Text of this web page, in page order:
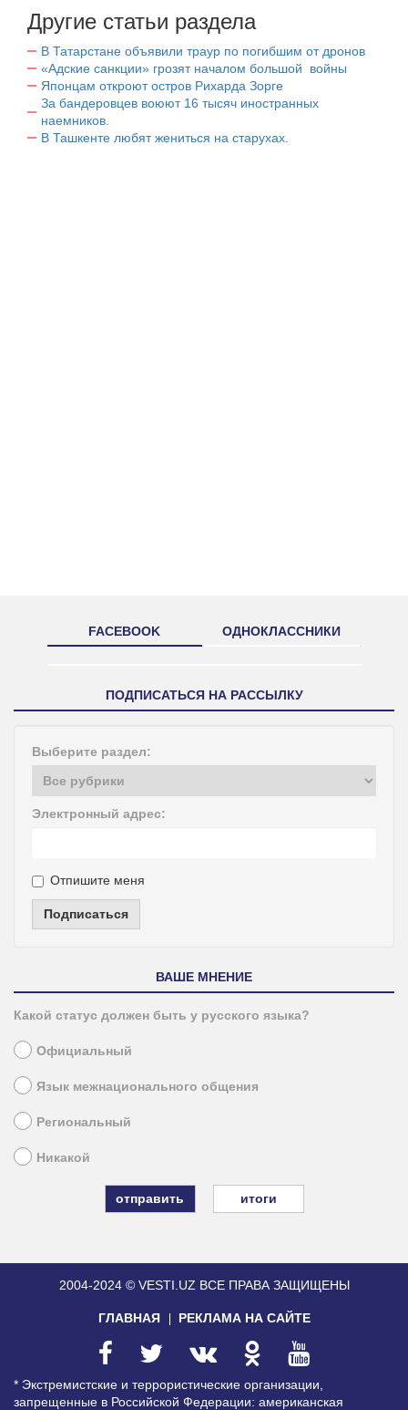
Другие статьи раздела
В Татарстане объявили траур по погибшим от дронов
«Адские санкции» грозят началом большой войны
Японцам откроют остров Рихарда Зорге
За бандеровцев воюют 16 тысяч иностранных
наемников.
В Ташкенте любят жениться на старухах.
FACEBOOK ОДНОКЛАССНИКИ
ПОДПИСАТЬСЯ НА РАССЫЛКУ
Выберите раздел:
Электронный адрес:
Отпишите меня
Подписаться
ВАШЕ МНЕНИЕ
Какой статус должен быть у русского языка?
Официальный
Язык межнационального общения
Региональный
Никакой
итоги
2004-2024 © VESTI.UZ ВСЕ ПРАВА ЗАЩИЩЕНЫ
ГЛАВНАЯ РЕКЛАМА НА САЙТЕ
* Экстремистские и террористические организации,
запрещенные в Российской Федерации: американская